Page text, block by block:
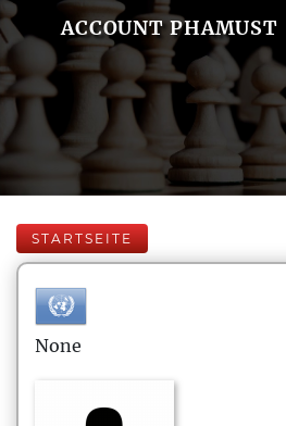
ACCOUNT PHAMUST
STARTSEITE
None